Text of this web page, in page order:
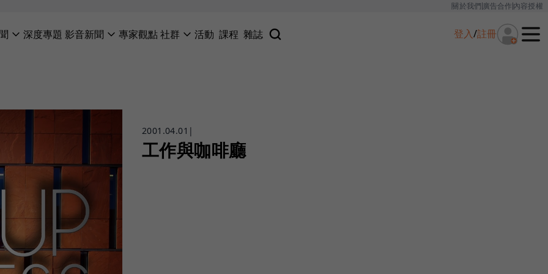
關於我們廣告合作內容授權
深度專題 影音新聞 專家觀點社群 活動 課程 雜誌 登入/註冊
2001.04.01 |
工作與咖啡廳